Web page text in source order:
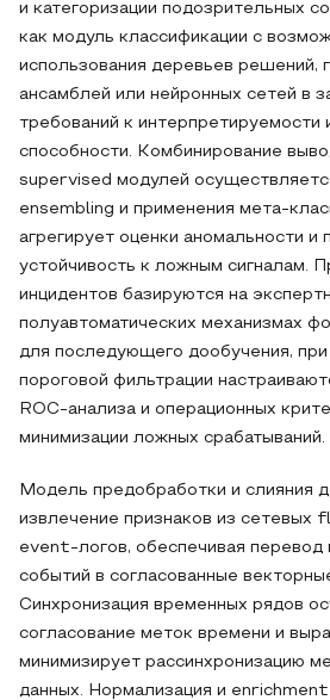
и категоризации подозрительных
как модуль классификации с
использования деревьев решений,
ансамблей или нейронных сетей в
требований к интерпретируемости
способности. Комбинирование
supervised модулей
ensembling и применения
агрегирует оценки аномальности и
устойчивость к ложным сигналам.
инцидентов базируются на
полуавтоматических механизмах
для последующего дообучения,
пороговой фильтрации
ROC‑анализа и операционных
минимизации ложных срабатываний.
Модель предобработки и слияния
извлечение признаков из сетевых
event‑логов, обеспечивая перевод
событий в согласованные
Синхронизация временных рядов
согласование меток времени и
минимизирует рассинхронизацию
данных. Нормализация и enrichment